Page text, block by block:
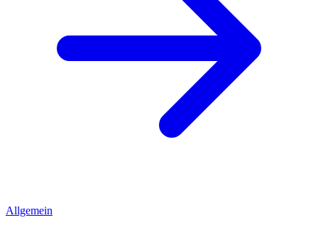
Allgemein